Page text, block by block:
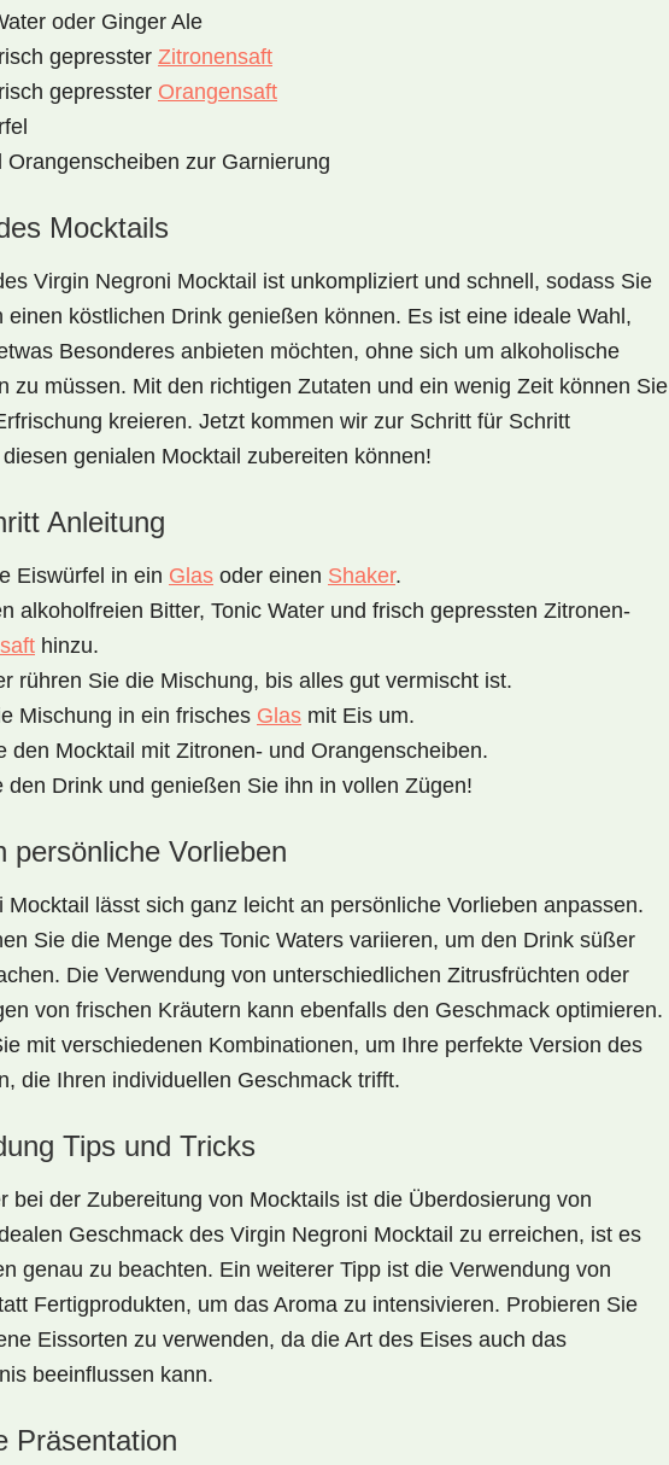
oder Ginger Ale
gepresster Zitronensaft
gepresster Orangensaft
Orangenscheiben zur Garnierung
Mocktails
Virgin Negroni Mocktail ist unkompliziert und schnell, sodass Sie
einen köstlichen Drink genießen können. Es ist eine ideale Wahl,
Besonderes anbieten möchten, ohne sich um alkoholische
zu müssen. Mit den richtigen Zutaten und ein wenig Zeit können Sie
kreieren. Jetzt kommen wir zur Schritt für Schritt
genialen Mocktail zubereiten können!
Anleitung
Eiswürfel in ein Glas oder einen Shaker.
alkoholfreien Bitter, Tonic Water und frisch gepressten Zitronen-
hinzu.
rühren Sie die Mischung, bis alles gut vermischt ist.
Mischung in ein frisches Glas mit Eis um.
den Mocktail mit Zitronen- und Orangenscheiben.
den Drink und genießen Sie ihn in vollen Zügen!
persönliche Vorlieben
Mocktail
lässt sich ganz leicht an persönliche Vorlieben anpassen.
Sie die Menge des Tonic Waters variieren, um den Drink süßer
Die Verwendung von unterschiedlichen Zitrusfrüchten oder
von frischen Kräutern kann ebenfalls den Geschmack optimieren.
mit verschiedenen Kombinationen, um Ihre perfekte Version des
die Ihren individuellen Geschmack trifft.
Tips und Tricks
bei der Zubereitung von Mocktails ist die Überdosierung von
Geschmack des Virgin Negroni Mocktail zu erreichen, ist es
genau zu beachten. Ein weiterer Tipp ist die Verwendung von
Fertigprodukten, um das Aroma zu intensivieren. Probieren Sie
Eissorten zu verwenden, da die Art des Eises auch das
beeinflussen kann.
Präsentation